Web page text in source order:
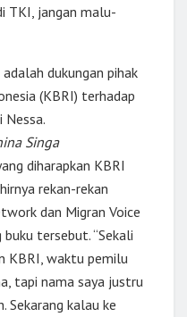
TKI, jangan malu-
dukungan pihak
(KBRI) terhadap
Singa
diharapkan KBRI
rekan-rekan
dan Migran Voice
tersebut. “Sekali
KBRI, waktu pemilu
tapi nama saya justru
Sekarang kalau ke